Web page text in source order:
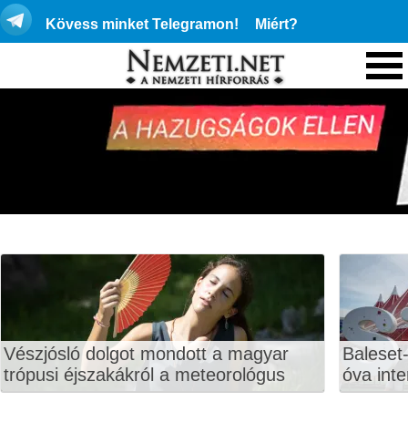
Kövess minket Telegramon! Miért?
Vészjósló dolgot mondott a magyar
trópusi éjszakákról a meteorológus
óva